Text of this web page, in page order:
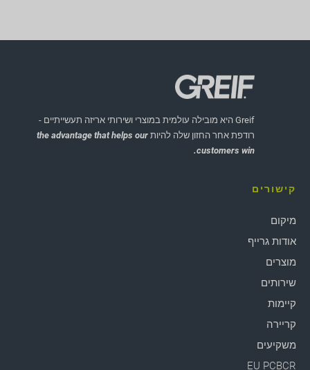
Greif היא מובילה עולמית במוצרי ושירותי אריזה תעשייתיים -
רודפת אחר החזון שלה להיות the advantage that helps our
customers win.
קישורים
מיקום
אודות גרייף
מוצרים
שירותים
קיימות
קריירה
משקיעים
EU PCBCR